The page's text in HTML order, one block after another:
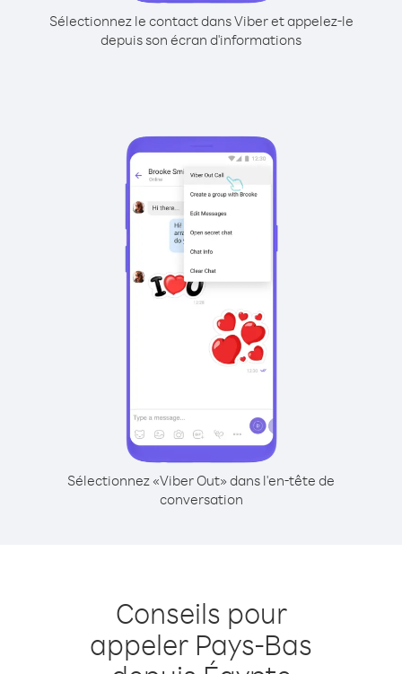
Sélectionnez le contact dans Viber et appelez-le
depuis son écran d'informations
Sélectionnez «Viber Out» dans l'en-tête de
conversation
Conseils pour
appeler Pays-Bas